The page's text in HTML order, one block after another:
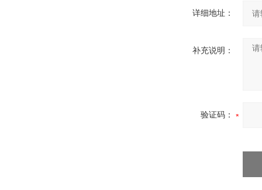
详细地址：
补充说明：
验证码：